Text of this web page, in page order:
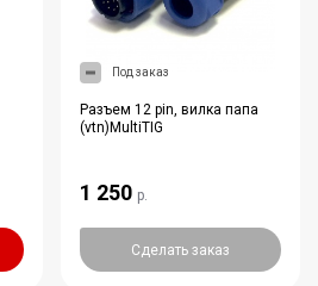
Под заказ
Разъем 12 pin, вилка папа
(vtn)MultiTIG
1 250 р.
Сделать заказ